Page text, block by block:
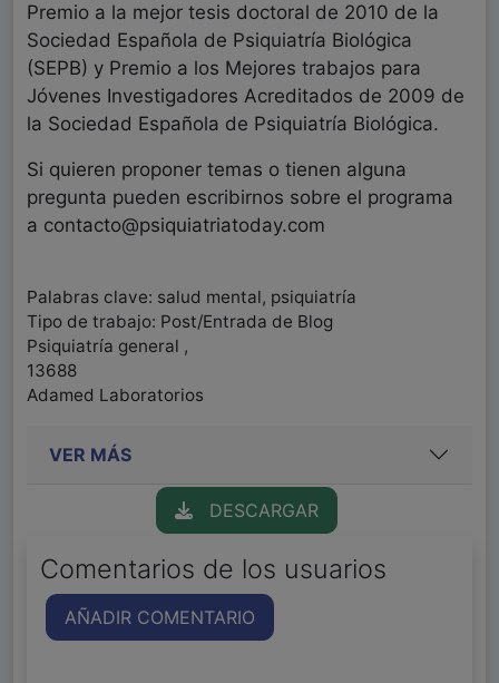
Premio a la mejor tesis doctoral de 2010 de la
Sociedad Española de Psiquiatría Biológica
(SEPB) y Premio a los Mejores trabajos para
Jóvenes Investigadores Acreditados de 2009 de
la Sociedad Española de Psiquiatría Biológica.
Si quieren proponer temas o tienen alguna
pregunta pueden escribirnos sobre el programa
a contacto@psiquiatriatoday.com
Palabras clave: salud mental, psiquiatría
Tipo de trabajo: Post/Entrada de Blog
Psiquiatría general ,
13688
Adamed Laboratorios
VER MÁS
DESCARGAR
Comentarios de los usuarios
AÑADIR COMENTARIO